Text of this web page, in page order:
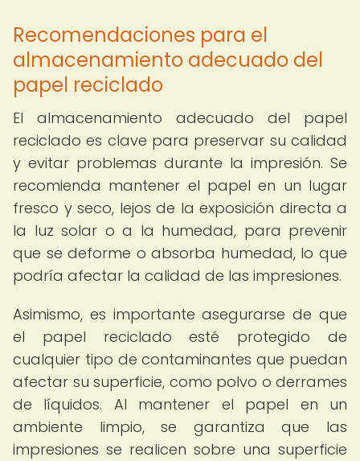
Recomendaciones para el
almacenamiento adecuado del
papel reciclado
El almacenamiento adecuado del papel
reciclado es clave para preservar su calidad
y evitar problemas durante la impresión. Se
recomienda mantener el papel en un lugar
fresco y seco, lejos de la exposición directa a
la luz solar o a la humedad, para prevenir
que se deforme o absorba humedad, lo que
podría afectar la calidad de las impresiones.
Asimismo, es importante asegurarse de que
el papel reciclado esté protegido de
cualquier tipo de contaminantes que puedan
afectar su superficie, como polvo o derrames
de líquidos. Al mantener el papel en un
ambiente limpio, se garantiza que las
impresiones se realicen sobre una superficie